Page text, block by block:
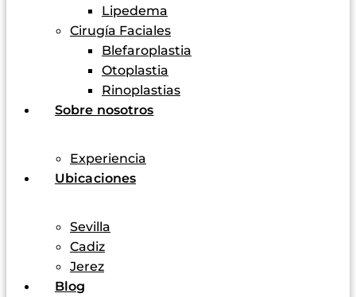
Lipedema
Cirugía Faciales
Blefaroplastia
Otoplastia
Rinoplastias
Sobre nosotros
Experiencia
Ubicaciones
Sevilla
Cadiz
Jerez
Blog